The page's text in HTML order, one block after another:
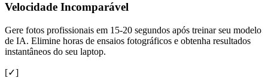
Velocidade Incomparável
Gere fotos profissionais em 15-20 segundos após treinar seu modelo
de IA. Elimine horas de ensaios fotográficos e obtenha resultados
instantâneos do seu laptop.
[✓]